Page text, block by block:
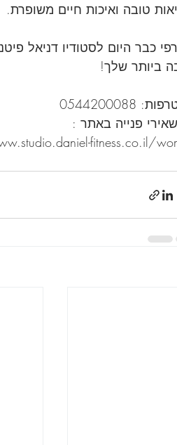
טובה ואיכות חיים משופרת.
כבר היום לסטודיו דניאל
ביותר שלך!
0544200088
פנייה באתר :
fitness.co.il/